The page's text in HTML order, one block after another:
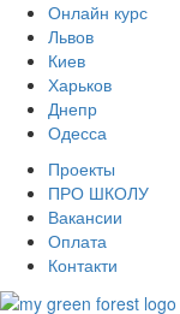
Онлайн курс
Львов
Киев
Харьков
Днепр
Одесса
Проекты
ПРО ШКОЛУ
Вакансии
Оплата
Контакти